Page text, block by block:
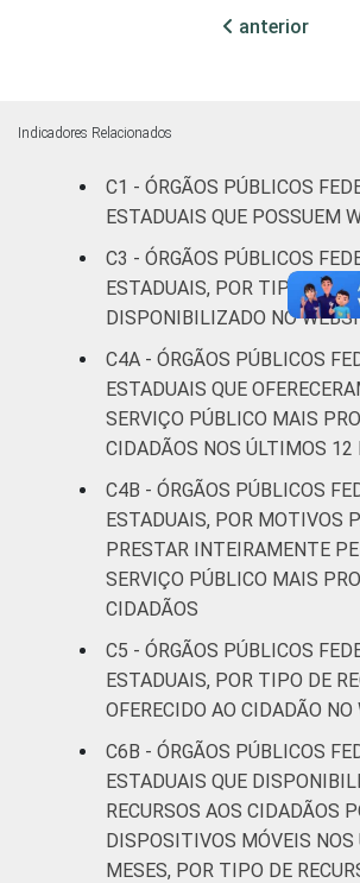
Fonte: CGI.br/NIC.br, Centro
Sociedade da Informação
Pesquisa sobre o uso das
informação e comunicação no
brasileiro - TIC Governo
anterior
Indicadores Relacionados
C1 - ÓRGÃOS PÚBLICOS
ESTADUAIS QUE POSSUEM
C3 - ÓRGÃOS PÚBLICOS
ESTADUAIS, POR TIPO DE
DISPONIBILIZADO NO
C4A - ÓRGÃOS PÚBLICOS
ESTADUAIS QUE
SERVIÇO PÚBLICO MAIS
CIDADÃOS NOS ÚLTIMOS 12
C4B - ÓRGÃOS PÚBLICOS
ESTADUAIS, POR MOTIVOS
PRESTAR INTEIRAMENTE
SERVIÇO PÚBLICO MAIS
CIDADÃOS
C5 - ÓRGÃOS PÚBLICOS
ESTADUAIS, POR TIPO DE
OFERECIDO AO CIDADÃO
C6B - ÓRGÃOS PÚBLICOS
ESTADUAIS QUE
RECURSOS AOS CIDADÃOS
DISPOSITIVOS MÓVEIS
MESES, POR TIPO DE